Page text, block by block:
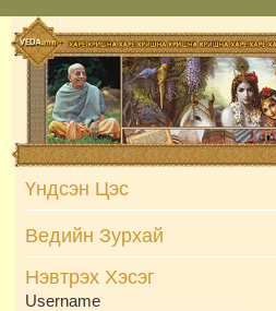
Skip
to
content
Үндсэн Цэс
Ведийн Зурхай
Нэвтрэх Хэсэг
Username